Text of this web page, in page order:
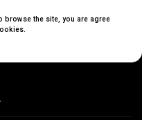
browse the site, you are agree